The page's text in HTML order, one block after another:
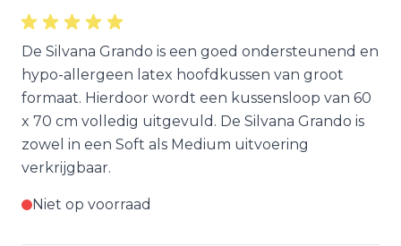
De Silvana Grando is een goed ondersteunend en
hypo-allergeen latex hoofdkussen van groot
formaat. Hierdoor wordt een kussensloop van 60
x 70 cm volledig uitgevuld. De Silvana Grando is
zowel in een Soft als Medium uitvoering
verkrijgbaar.
Niet op voorraad